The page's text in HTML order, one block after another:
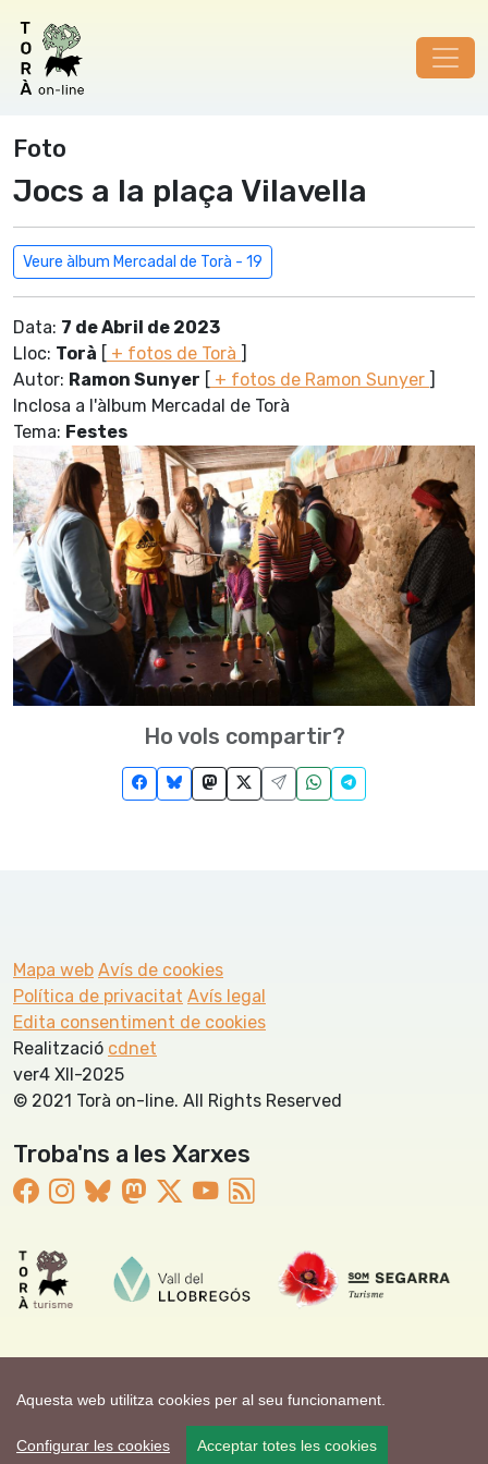
Aquesta web utilitza cookies per al seu funcionament.
Configurar les cookies Acceptar totes les cookies
Foto
Jocs a la plaça Vilavella
Veure àlbum Mercadal de Torà - 19
Data: 7 de Abril de 2023
Lloc: Torà [ + fotos de Torà ]
Autor: Ramon Sunyer [ + fotos de Ramon Sunyer ]
Inclosa a l'àlbum Mercadal de Torà
Tema: Festes
Ho vols compartir?
Mapa web Avís de cookies
Política de privacitat Avís legal
Edita consentiment de cookies
Realització cdnet
ver4 XII-2025
© 2021 Torà on-line. All Rights Reserved
Troba'ns a les Xarxes